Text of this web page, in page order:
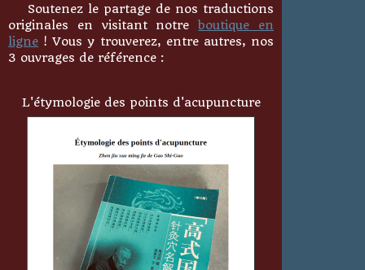
Soutenez le partage de nos traductions
originales en visitant notreboutique en
ligne ! Vous y trouverez, entre autres, nos
3 ouvrages de référence :
L'étymologie des points d'acupuncture